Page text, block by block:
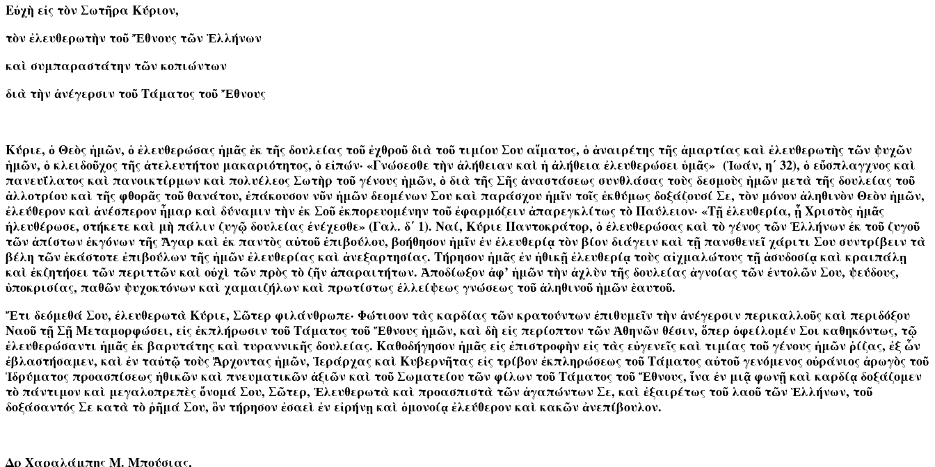
Εὐχὴ εἰς τὸν Σωτῆρα Κύριον,
τὸν ἐλευθερωτὴν τοῦ Ἔθνους τῶν Ἑλλήνων
καὶ συμπαραστάτην τῶν κοπιώντων
διὰ τὴν ἀνέγερσιν τοῦ Τάματος τοῦ Ἔθνους
Κύριε, ὁ Θεὸς ἡμῶν, ὁ ἐλευθερώσας ἡμᾶς ἐκ τῆς δουλείας τοῦ ἐχθροῦ διὰ τοῦ τιμίου Σου αἵματος, ὁ ἀναιρέτης τῆς ἁμαρτίας καὶ ἐλευθερωτὴς τῶν ψυχῶν
ἡμῶν, ὁ κλειδοῦχος τῆς ἀτελευτήτου μακαριότητος, ὁ εἰπών· «Γνώσεσθε τὴν ἀλήθειαν καὶ ἡ ἀλήθεια ἐλευθερώσει ὑμᾶς» (Ἰωάν, η΄ 32), ὁ εὔσπλαγχνος καὶ
πανευΐλατος καὶ πανοικτίρμων καὶ πολυέλεος Σωτὴρ τοῦ γένους ἡμῶν, ὁ διὰ τῆς Σῆς ἀναστάσεως συνθλάσας τοὺς δεσμοὺς ἡμῶν μετὰ τῆς δουλείας τοῦ
ἀλλοτρίου καὶ τῆς φθορᾶς τοῦ θανάτου, ἐπάκουσον νῦν ἡμῶν δεομένων Σου καὶ παράσχου ἡμῖν τοῖς ἐκθύμως δοξάζουσί Σε, τὸν μόνον ἀληθινὸν Θεὸν ἡμῶν,
ἐλεύθερον καὶ ἀνέσπερον ἦμαρ καὶ δύναμιν τὴν ἐκ Σοῦ ἐκπορευομένην τοῦ ἐφαρμόζειν ἀπαρεγκλίτως τὸ Παύλειον· «Τῇ ἐλευθερία, ᾗ Χριστὸς ἡμᾶς
ἠλευθέρωσε, στήκετε καὶ μὴ πάλιν ζυγῷ δουλείας ἐνέχεσθε» (Γαλ. δ΄ 1). Ναί, Κύριε Παντοκράτορ, ὁ ἐλευθερώσας καὶ τὸ γένος τῶν Ἑλλήνων ἐκ τοῦ ζυγοῦ
τῶν ἀπίστων ἐκγόνων τῆς Ἄγαρ καὶ ἐκ παντὸς αὐτοῦ ἐπιβούλου, βοήθησον ἡμῖν ἐν ἐλευθερίᾳ τὸν βίον διάγειν καὶ τῇ πανσθενεῖ χάριτι Σου συντρίβειν τὰ
βέλη τῶν ἑκάστοτε ἐπιβούλων τῆς ἡμῶν ἐλευθερίας καὶ ἀνεξαρτησίας. Τήρησον ἡμᾶς ἐν ἠθικῇ ἐλευθερίᾳ τοὺς αἰχμαλώτους τῇ ἀσυδοσίᾳ καὶ κραιπάλῃ
καὶ ἐκζητήσει τῶν περιττῶν καὶ οὐχὶ τῶν πρὸς τὸ ζῆν ἀπαραιτήτων. Ἀποδίωξον ἀφ’ ἡμῶν τὴν ἀχλὺν τῆς δουλείας ἀγνοίας τῶν ἐντολῶν Σου, ψεύδους,
ὑποκρισίας, παθῶν ψυχοκτόνων καὶ χαμαιζήλων καὶ πρωτίστως ἐλλείψεως γνώσεως τοῦ ἀληθινοῦ ἡμῶν ἑαυτοῦ.
Ἔτι δεόμεθά Σου, ἐλευθερωτὰ Κύριε, Σῶτερ φιλάνθρωπε· Φώτισον τὰς καρδίας τῶν κρατούντων ἐπιθυμεῖν τὴν ἀνέγερσιν περικαλλοῦς καὶ περιδόξου
Ναοῦ τῇ Σῇ Μεταμορφώσει, εἰς ἐκπλήρωσιν τοῦ Τάματος τοῦ Ἔθνους ἡμῶν, καὶ δὴ εἰς περίοπτον τῶν Ἀθηνῶν θέσιν, ὅπερ ὀφείλομέν Σοι καθηκόντως, τῷ
ἐλευθερώσαντι ἡμᾶς ἐκ βαρυτάτης καὶ τυραννικῆς δουλείας. Καθοδήγησον ἡμᾶς εἰς ἐπιστροφὴν εἰς τὰς εὐγενεῖς καὶ τιμίας τοῦ γένους ἡμῶν ῥίζας, ἐξ ὧν
ἐβλαστήσαμεν, καὶ ἐν ταὐτῷ τοὺς Ἄρχοντας ἡμῶν, Ἱεράρχας καὶ Κυβερνῆτας εἰς τρίβον ἐκπληρώσεως τοῦ Τάματος αὐτοῦ γενόμενος οὐράνιος ἀρωγὸς τοῦ
Ἱδρύματος προασπίσεως ἠθικῶν καὶ πνευματικῶν ἀξιῶν καὶ τοῦ Σωματείου τῶν φίλων τοῦ Τάματος τοῦ Ἔθνους, ἵνα ἐν μιᾷ φωνῇ καὶ καρδίᾳ δοξάζομεν
τὸ πάντιμον καὶ μεγαλοπρεπὲς ὄνομά Σου, Σῶτερ, Ἐλευθερωτὰ καὶ προασπιστὰ τῶν ἀγαπώντων Σε, καὶ ἐξαιρέτως τοῦ λαοῦ τῶν Ἑλλήνων, τοῦ
δοξάσαντός Σε κατὰ τὸ ῥῆμά Σου, ὃν τήρησον ἐσαεὶ ἐν εἰρήνῃ καὶ ὁμονοίᾳ ἐλεύθερον καὶ κακῶν ἀνεπίβουλον.
Δρ Χαραλάμπης Μ. Μπούσιας,